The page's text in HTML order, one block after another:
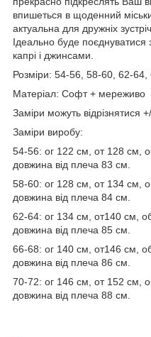
впишеться в щоденний
актуальна для дружніх
Ідеально буде
капрі і джинсами.
Розміри: 54-56, 58-60, 62-64,
Матеріал: Софт + мереживо
Заміри можуть відрізнятися
Заміри виробу:
54-56: ог 122 см, от 128 см,
довжина від плеча 83 см.
58-60: ог 128 см, от 134 см,
довжина від плеча 84 см.
62-64: ог 134 см, от140 см,
довжина від плеча 85 см.
66-68: ог 140 см, от146 см,
довжина від плеча 86 см.
70-72: ог 146 см, от 152 см,
довжина від плеча 88 см.